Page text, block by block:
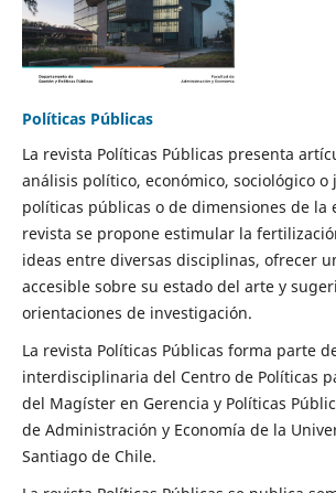
Políticas Públicas
La revista Políticas Públicas presenta
análisis político, económico, sociológico
políticas públicas o de dimensiones de la
revista se propone estimular la
ideas entre diversas disciplinas, ofrecer
accesible sobre su estado del arte y
orientaciones de investigación.
La revista Políticas Públicas forma parte
interdisciplinaria del Centro de Políticas
del Magíster en Gerencia y Políticas
de Administración y Economía de la
Santiago de Chile.